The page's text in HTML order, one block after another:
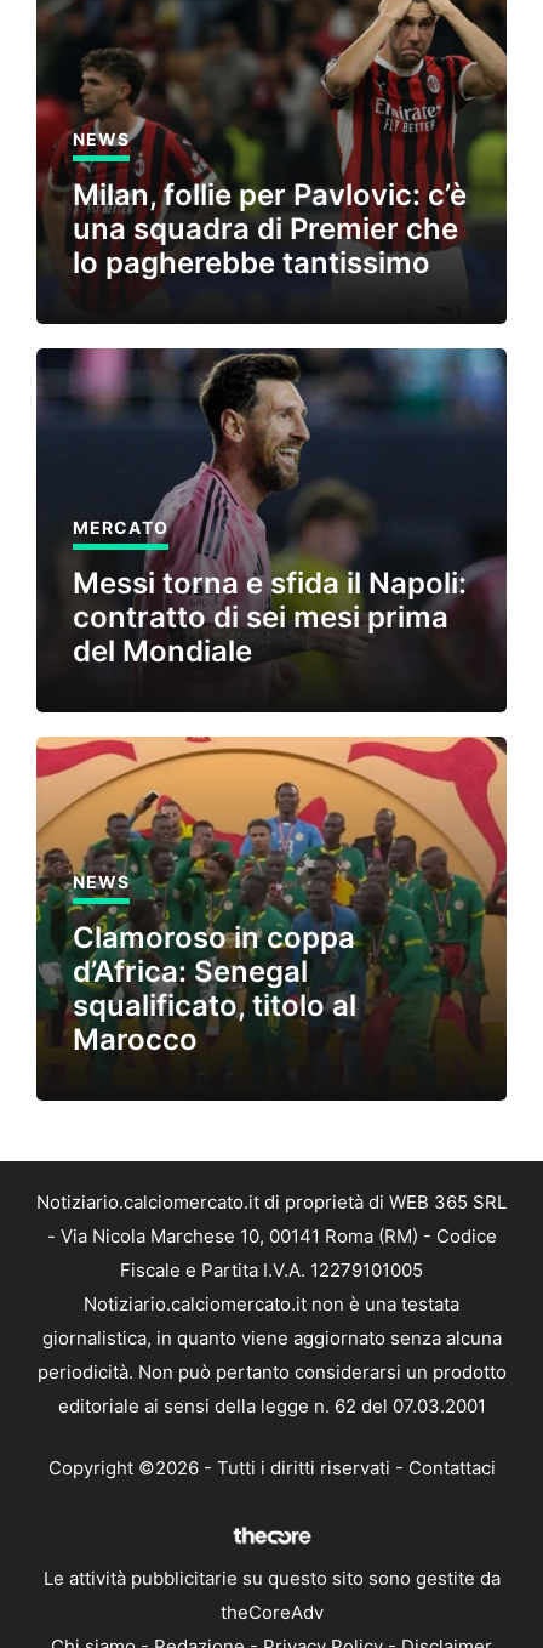
NEWS
Milan, follie per Pavlovic: c’è
una squadra di Premier che
lo pagherebbe tantissimo
MERCATO
Messi torna e sfida il Napoli:
contratto di sei mesi prima
del Mondiale
NEWS
Clamoroso in coppa
d’Africa: Senegal
squalificato, titolo al
Marocco
Notiziario.calciomercato.it di proprietà di WEB 365 SRL
- Via Nicola Marchese 10, 00141 Roma (RM) - Codice
Fiscale e Partita I.V.A. 12279101005
Notiziario.calciomercato.it non è una testata
giornalistica, in quanto viene aggiornato senza alcuna
periodicità. Non può pertanto considerarsi un prodotto
editoriale ai sensi della legge n. 62 del 07.03.2001
Copyright ©2026 - Tutti i diritti riservati - Contattaci
Le attività pubblicitarie su questo sito sono gestite da
theCoreAdv